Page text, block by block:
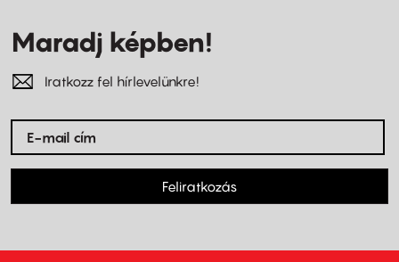
Maradj képben!
Iratkozz fel hírlevelünkre!
Feliratkozás